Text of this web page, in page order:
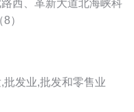
西、革新大道北海峡科
）
发业,批发和零售业